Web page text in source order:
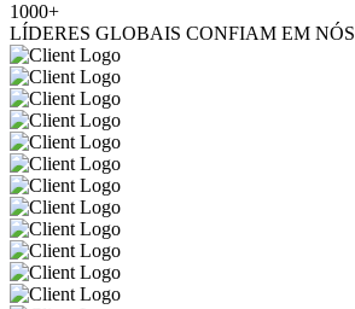
1000+
LÍDERES GLOBAIS CONFIAM EM NÓS